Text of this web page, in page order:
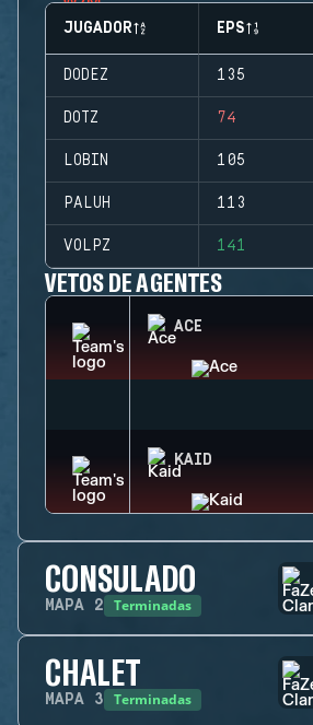
JUGADOR EPS
DODEZ 135
DOTZ 74
LOBIN 105
PALUH 113
VOLPZ 141
VETOS DE AGENTES
ACE
KAID
CONSULADO
MAPA 2 Terminadas
CHALET
MAPA 3 Terminadas